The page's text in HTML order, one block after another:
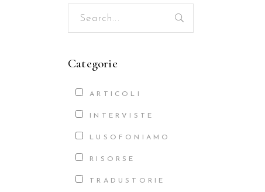
Search
Categorie
ARTICOLI
INTERVISTE
LUSOFONIAMO
RISORSE
TRADUSTORIE